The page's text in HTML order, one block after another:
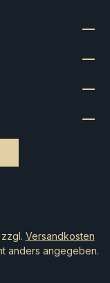
Versandkosten
anders angegeben.